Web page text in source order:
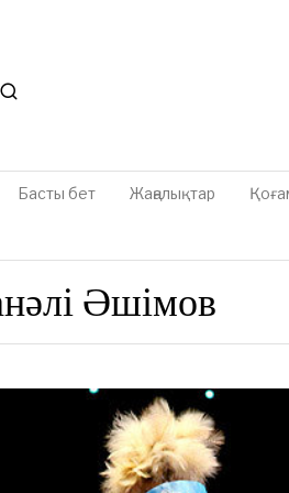
Басты бет Жаңалықтар
Әшімов